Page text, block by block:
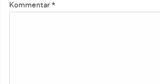
Kommentar *